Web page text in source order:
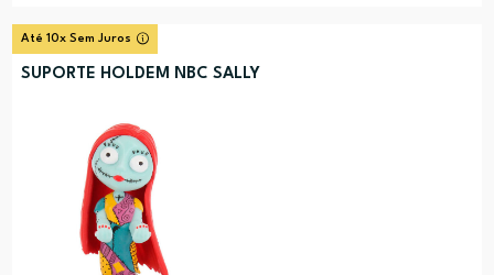
Até 10x Sem Juros
SUPORTE HOLDEM NBC SALLY